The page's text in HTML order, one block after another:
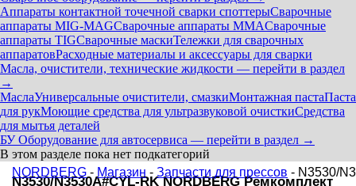
Аппараты контактной точечной сварки cпоттерыСварочные
аппараты MIG-MAGСварочные аппараты MMAСварочные
аппараты TIGСварочные маскиТележки для сварочных
аппаратовРасходные материалы и аксессуары для сварки
Масла, очистители, технические жидкости — перейти в раздел
→
МаслаУниверсальные очистители, смазкиМонтажная пастаПаста
для рукМоющие средства для ультразвуковой очисткиСредства
для мытья деталей
БУ Оборудование для автосервиса — перейти в раздел →
В этом разделе пока нет подкатегорий
NORDBERG - Магазин - Запчасти для прессов - N3530/
N3530/N3530A#CYL-RK NORDBERG Ремкомплект